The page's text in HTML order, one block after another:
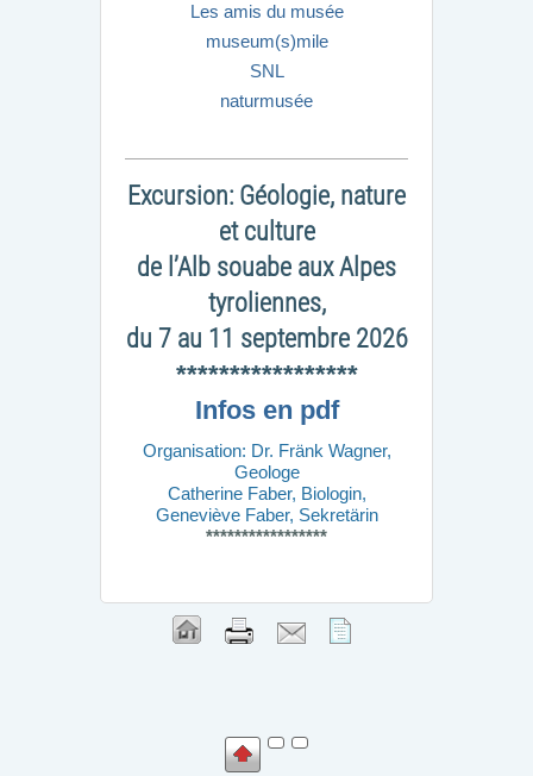
Les amis du musée
museum(s)mile
SNL
naturmusée
Excursion: Géologie, nature
et culture
de l’Alb souabe aux Alpes
tyroliennes,
du 7 au 11 septembre 2026
*****************
Infos en pdf
Organisation: Dr. Fränk Wagner,
Geologe
Catherine Faber, Biologin,
Geneviève Faber, Sekretärin
*****************